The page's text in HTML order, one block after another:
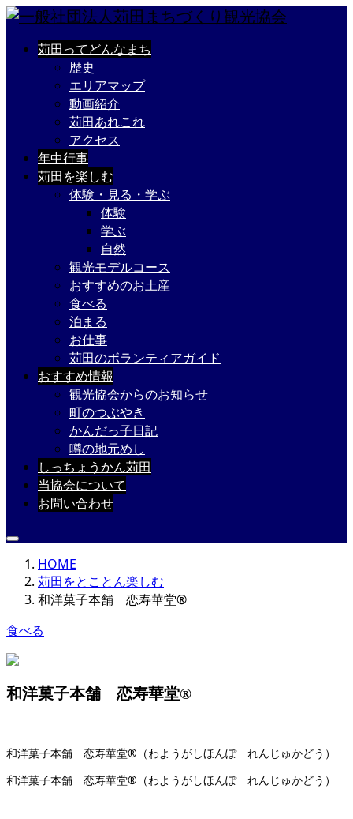
苅田ってどんなまち
歴史
エリアマップ
動画紹介
苅田あれこれ
アクセス
年中行事
苅田を楽しむ
体験・見る・学ぶ
体験
学ぶ
自然
観光モデルコース
おすすめのお土産
食べる
泊まる
お仕事
苅田のボランティアガイド
おすすめ情報
観光協会からのお知らせ
町のつぶやき
かんだっ子日記
噂の地元めし
しっちょうかん苅田
当協会について
お問い合わせ
HOME
苅田をとことん楽しむ
和洋菓子本舗 恋寿華堂®
食べる
和洋菓子本舗 恋寿華堂®
和洋菓子本舗 恋寿華堂®（わようがしほんぽ れんじゅかどう）
和洋菓子本舗 恋寿華堂®（わようがしほんぽ れんじゅかどう）